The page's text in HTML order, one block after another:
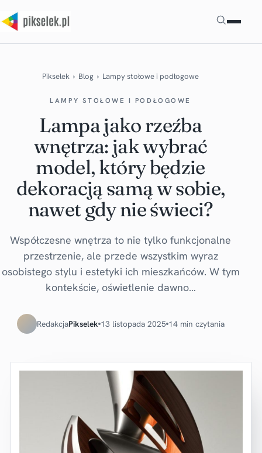
Szukaj
Pikselek › Blog › Lampy stołowe i podłogowe
LAMPY STOŁOWE I PODŁOGOWE
Lampa jako rzeźba
wnętrza: jak wybrać
model, który będzie
dekoracją samą w sobie,
nawet gdy nie świeci?
Współczesne wnętrza to nie tylko funkcjonalne
przestrzenie, ale przede wszystkim wyraz
osobistego stylu i estetyki ich mieszkańców. W tym
kontekście, oświetlenie dawno…
RedakcjaPikselek 13 listopada 2025 14 min czytania